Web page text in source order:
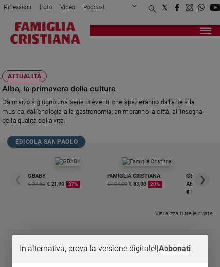
Attualità
Politica
Mondo
Economia
Legalità
giustizia
Sport
Papa
Chiesa
Riflessioni Foto Video Podcast
Privacy Policy Chi siamo
Registrati Redazione
ATTUALITÀ
Alba, la primavera della cultura
Da marzo a giugno una serie di eventi, che spazieranno dall'arte alla
musica, dall'enologia alla gastronomia, animeranno la città, all'insegna
della qualità della vita.
EDICOLA SAN PAOLO
❮
GBABY
€ 34,80 € 21,90 37%
FAMIGLIA CRISTIANA
€ 104,00 € 83,00 20%
GBABY
€ 16,99
❯
Visualizza tutte le riviste
In alternativa, prova la versione digitale!|Abbonati